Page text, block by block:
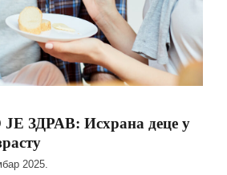
ЗДРАВ: Исхрана деце у
2025.